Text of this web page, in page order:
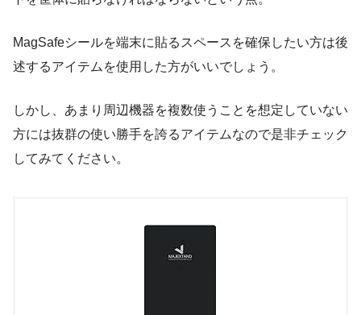
MagSafeシールを端末に貼るスペースを確保したい方は後
述するアイテムを使用した方がいいでしょう。
しかし、あまり周辺機器を複数使うことを想定していない
方には抜群の使い勝手を誇るアイテムなので是非チェック
してみてください。